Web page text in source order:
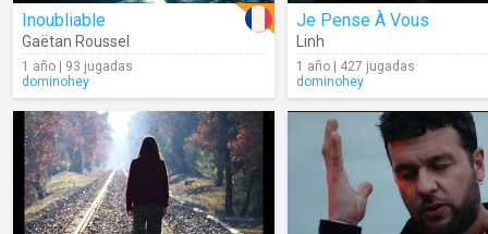
Inoubliable
Gaëtan Roussel
1 año | 93 jugadas
dominohey
Je Pense À Vous
Linh
1 año | 427 jugadas
dominohey